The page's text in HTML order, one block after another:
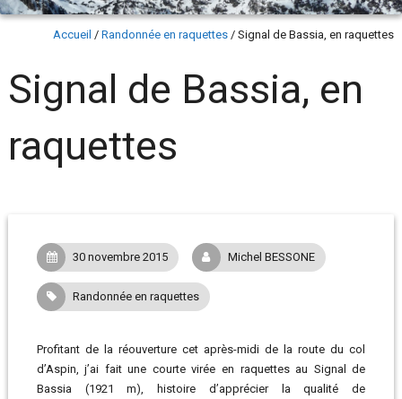
Accueil /Randonnée en raquettes /Signal de Bassia, en raquettes
Signal de Bassia, en
raquettes
30 novembre 2015 Michel BESSONE
Randonnée en raquettes
Profitant de la réouverture cet après-midi de la route du col
d’Aspin, j’ai fait une courte virée en raquettes au Signal de
Bassia (1921 m), histoire d’apprécier la qualité de